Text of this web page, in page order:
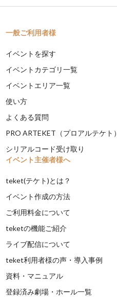
一般ご利用者様
イベントを探す
イベントカテゴリ一覧
イベントエリア一覧
使い方
よくある質問
PRO ARTEKET（プロアルテケト）
シリアルコード受け取り
イベント主催者様へ
teket(テケト)とは？
イベント作成の方法
ご利用料金について
teketの機能ご紹介
ライブ配信について
teket利用者様の声・導入事例
資料・マニュアル
登録済み劇場・ホール一覧